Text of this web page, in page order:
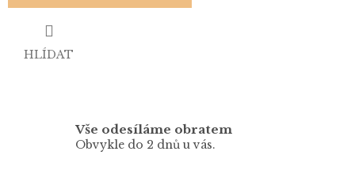
HLÍDAT
Vše odesíláme obratem
Obvykle do 2 dnů u vás.